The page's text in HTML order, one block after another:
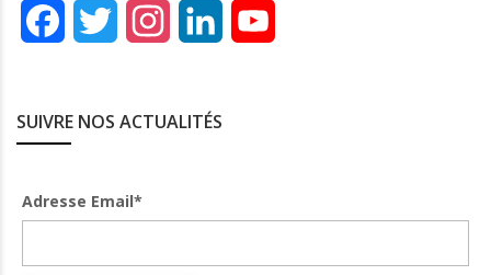
FacebookTwitter InstagramLinkedIn
SUIVRE NOS ACTUALITÉS
Adresse Email*